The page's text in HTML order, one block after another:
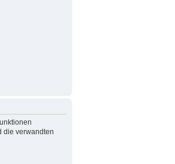
die verwandten